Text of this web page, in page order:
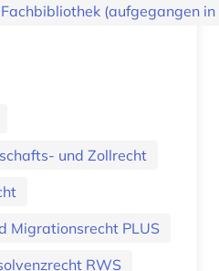
(aufgegangen
und Zollrecht
Migrationsrecht PLUS
RWS